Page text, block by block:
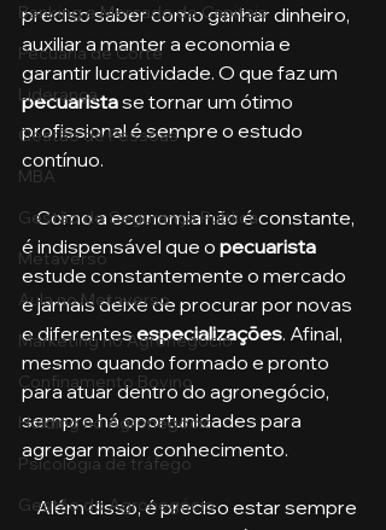
Banking e Mercado de Capitais
Pecuária de Corte
Liderança
Gestão de Pessoas
MBA
Gestão de Segurança Publica
Metaverso
Aula no Metaverso
Marketing no Agronegócio
Confinamento Bovino
Holding no Agronegócio
Psicologia de tráfego
Gestão do Agronegócio
preciso saber como ganhar dinheiro,
auxiliar a manter a economia e
garantir lucratividade. O que faz um
pecuarista se tornar um ótimo
profissional é sempre o estudo
contínuo.
    Como a economia não é constante,
é indispensável que o pecuarista
estude constantemente o mercado
e jamais deixe de procurar por novas
e diferentes especializações. Afinal,
mesmo quando formado e pronto
para atuar dentro do agronegócio,
sempre há oportunidades para
agregar maior conhecimento.
    Além disso, é preciso estar sempre